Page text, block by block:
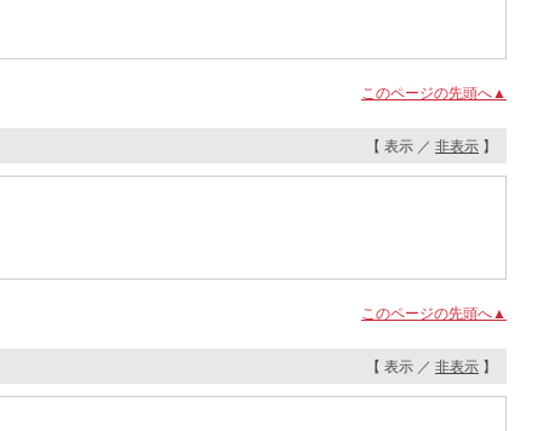
このページの先頭へ▲
【 表示 ／ 非表示 】
このページの先頭へ▲
【 表示 ／ 非表示 】